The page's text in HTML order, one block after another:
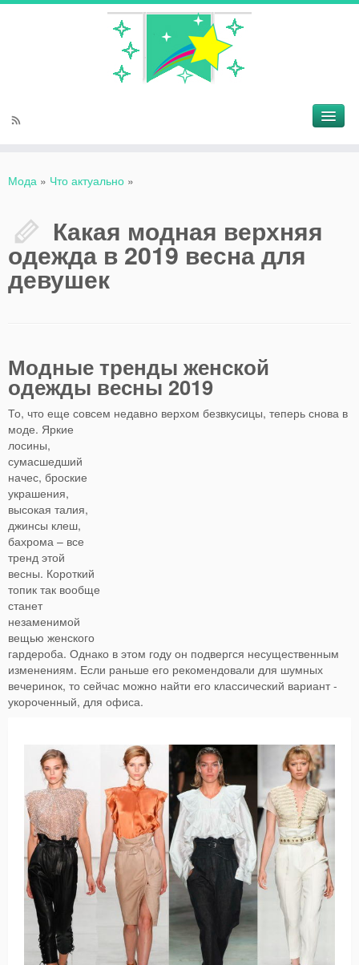
Мода » Что актуально »
Какая модная верхняя
одежда в 2019 весна для
девушек
Модные тренды женской
одежды весны 2019
То, что еще совсем недавно верхом безвкусицы, теперь снова в
моде. Яркие
лосины,
сумасшедший
начес, броские
украшения,
высокая талия,
джинсы клеш,
бахрома – все
тренд этой
весны. Короткий
топик так вообще
станет
незаменимой
вещью женского
гардероба. Однако в этом году он подвергся несущественным
изменениям. Если раньше его рекомендовали для шумных
вечеринок, то сейчас можно найти его классический вариант -
укороченный, для офиса.